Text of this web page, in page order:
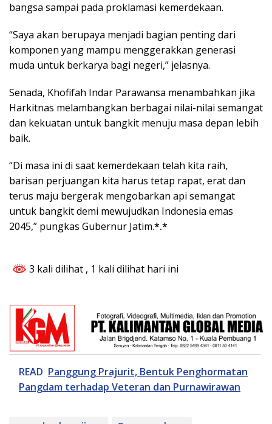
bangsa sampai pada proklamasi kemerdekaan.
“Saya akan berupaya menjadi bagian penting dari
komponen yang mampu menggerakkan generasi
muda untuk berkarya bagi negeri,” jelasnya.
Senada, Khofifah Indar Parawansa menambahkan jika
Harkitnas melambangkan berbagai nilai-nilai semangat
dan kekuatan untuk bangkit menuju masa depan lebih
baik.
“Di masa ini di saat kemerdekaan telah kita raih,
barisan perjuangan kita harus tetap rapat, erat dan
terus maju bergerak mengobarkan api semangat
untuk bangkit demi mewujudkan Indonesia emas
2045,” pungkas Gubernur Jatim.*.*
3 kali dilihat , 1 kali dilihat hari ini
READ Panggung Prajurit, Bentuk Penghormatan
Pangdam terhadap Veteran dan Purnawirawan